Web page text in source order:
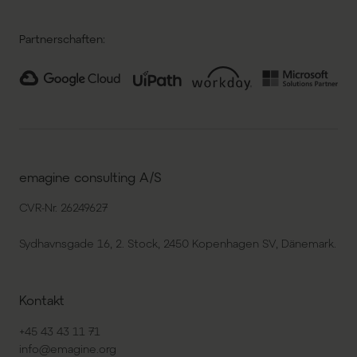
Partnerschaften:
emagine consulting A/S
CVR-Nr. 26249627
Sydhavnsgade 16, 2. Stock, 2450 Kopenhagen SV, Dänemark.
Kontakt
+45 43 43 11 71
info@emagine.org